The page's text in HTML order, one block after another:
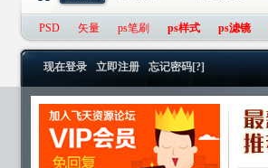
PSD 矢量 ps笔刷 ps样式 ps滤镜
现在登录 立即注册 忘记密码[?]